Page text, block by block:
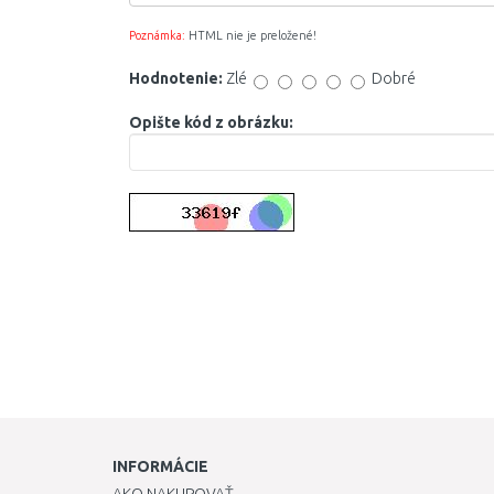
Poznámka: HTML nie je preložené!
Hodnotenie: Zlé Dobré
Opište kód z obrázku:
INFORMÁCIE